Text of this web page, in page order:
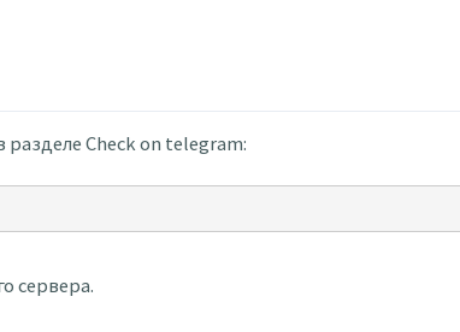
Check on telegram:
сервера.